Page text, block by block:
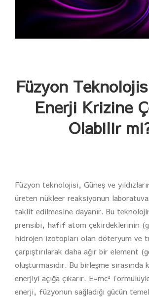
Füzyon
Enerji Krizine
Olabilir
Füzyon teknolojisi, Güneş ve
üreten nükleer reaksiyonun
taklit edilmesine dayanır. Bu
prensibi, hafif atom çekirdeklerinin
hidrojen izotopları olan döteryum ve
çarpıştırılarak daha ağır bir element
oluşturmasıdır. Bu birleşme sırasında
enerjiyi açığa çıkarır. E=mc²
enerji, füzyonun sağladığı gücün